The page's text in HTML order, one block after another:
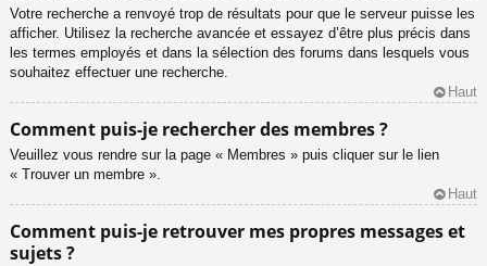
Votre recherche a renvoyé trop de résultats pour que le serveur puisse les
afficher. Utilisez la recherche avancée et essayez d’être plus précis dans
les termes employés et dans la sélection des forums dans lesquels vous
souhaitez effectuer une recherche.
Haut
Comment puis-je rechercher des membres ?
Veuillez vous rendre sur la page « Membres » puis cliquer sur le lien
« Trouver un membre ».
Haut
Comment puis-je retrouver mes propres messages et
sujets ?